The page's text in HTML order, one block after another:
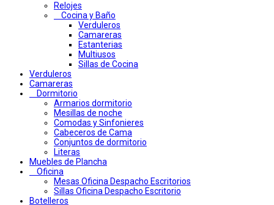
Relojes
Cocina y Baño
Verduleros
Camareras
Estanterias
Multiusos
Sillas de Cocina
Verduleros
Camareras
Dormitorio
Armarios dormitorio
Mesillas de noche
Comodas y Sinfonieres
Cabeceros de Cama
Conjuntos de dormitorio
Literas
Muebles de Plancha
Oficina
Mesas Oficina Despacho Escritorios
Sillas Oficina Despacho Escritorio
Botelleros